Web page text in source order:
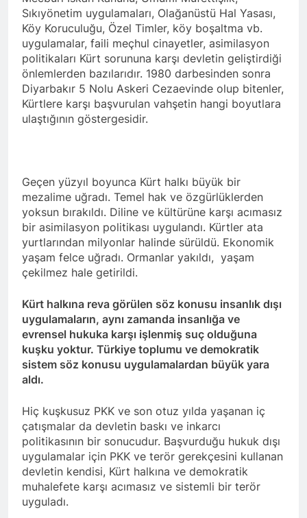
2 Yıl Ago
HAK-PAR Genel başkanı
Düzgün Kaplan Diyarbakır
Kitap Fuarını Ziyaret etti
2 Yıl Ago
HAK-PAR Kırklareli
merkez ilçe teşkilatının 2.
Olağan kongresi yapıldı.
2 Yıl Ago
HAK-PAR PM üyesi Yıldız
de Kanal Kurd’u ziyaret
etti
2 Yıl Ago
HAK-PAR HEYETİ, SURİYE
KÜRT ULUSAL MECLİSİ
ENKS BÜROSUNU ZİYARET
ETTİ.
2 Yıl Ago
Hak ve Özgürlükler Partisi
(HAK-PAR) Tunceli ili
kongresi yapıldı.
2 Yıl Ago
HAK- PAR heyeti, YNK
Merkez Komite üyesi ve
Parti Sözcüsü Sadi Pire ve
2 Yıl Ago
Tasçı’nın aramızdan
ayrılışının yıl dönümü.
2 Yıl Ago
25 Kasım Kadına Yönelik
Şiddete Karşı Uluslararası
Mücadele Günü Kutlu
olsun.
2 Yıl Ago
Hak ve Özgürlükler
Partisi Tunceli ili
Sıkıyönetim uygulamaları, Olağanüstü Hal Yasası,
Köy Koruculuğu, Özel Timler, köy boşaltma vb.
uygulamalar, faili meçhul cinayetler, asimilasyon
politikaları Kürt sorununa karşı devletin geliştirdiği
önlemlerden bazılarıdır. 1980 darbesinden sonra
Diyarbakır 5 Nolu Askeri Cezaevinde olup bitenler,
Kürtlere karşı başvurulan vahşetin hangi boyutlara
ulaştığının göstergesidir.
Geçen yüzyıl boyunca Kürt halkı büyük bir
mezalime uğradı. Temel hak ve özgürlüklerden
yoksun bırakıldı. Diline ve kültürüne karşı acımasız
bir asimilasyon politikası uygulandı. Kürtler ata
yurtlarından milyonlar halinde sürüldü. Ekonomik
yaşam felce uğradı. Ormanlar yakıldı, yaşam
çekilmez hale getirildi.
Kürt halkına reva görülen söz konusu insanlık dışı
uygulamaların, aynı zamanda insanlığa ve
evrensel hukuka karşı işlenmiş suç olduğuna
kuşku yoktur. Türkiye toplumu ve demokratik
sistem söz konusu uygulamalardan büyük yara
aldı.
Hiç kuşkusuz PKK ve son otuz yılda yaşanan iç
çatışmalar da devletin baskı ve inkarcı
politikasının bir sonucudur. Başvurduğu hukuk dışı
uygulamalar için PKK ve terör gerekçesini kullanan
devletin kendisi, Kürt halkına ve demokratik
muhalefete karşı acımasız ve sistemli bir terör
uyguladı.